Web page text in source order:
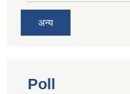
अन्य
Poll